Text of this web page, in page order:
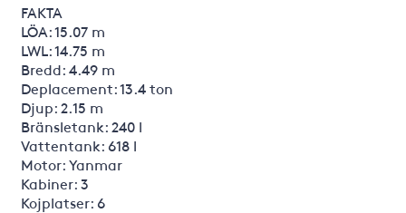
FAKTA
LÖA: 15.07 m
LWL: 14.75 m
Bredd: 4.49 m
Deplacement: 13.4 ton
Djup: 2.15 m
Bränsletank: 240 l
Vattentank: 618 l
Motor: Yanmar
Kabiner: 3
Kojplatser: 6